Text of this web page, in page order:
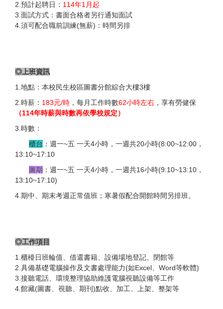
2.預計起聘日： 114年1月起
3.面試方式：書面合格者另行通知面試
4.須可配合職前訓練(無薪)：時間另排
◎上班資訊
1.地點：本校民生校區圖書分館綜合大樓3樓
2.時薪： 183元/時 ，每月工作時數62小時左右 ，享有勞健保
（114年時薪與時數再依學校規定）
3.時數：
櫃台 ：週一~五 一天4小時，一週共20小時(8:00~12:00，
13:10~17:10
圖期 ：週一~五 一天4小時，一週共16小時(9:10~13:10，
13:10~17:10)
4.期中、期末考週正常值班；寒暑假配合開館時間另排班。
◎工作項目
1.櫃檯日班輪值、借還書籍、設備場地登記、閉館等
2.具備基礎電腦操作及文書處理能力(如Excel、Word等軟體)
3.接聽電話、環境整理協助維護電腦視聽設備等工作
4.館藏(圖書、視聽、期刊)點收、加工、上架、整架等